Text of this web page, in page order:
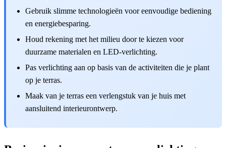
Gebruik slimme technologieën voor eenvoudige bediening
en energiebesparing.
Houd rekening met het milieu door te kiezen voor
duurzame materialen en LED-verlichting.
Pas verlichting aan op basis van de activiteiten die je plant
op je terras.
Maak van je terras een verlengstuk van je huis met
aansluitend interieurontwerp.